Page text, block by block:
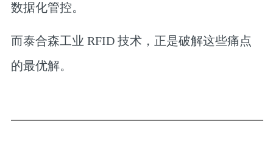
数据化管控。
而泰合森工业 RFID 技术，正是破解这些痛点
的最优解。